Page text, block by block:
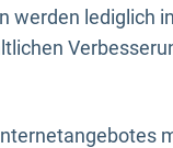
werden lediglich